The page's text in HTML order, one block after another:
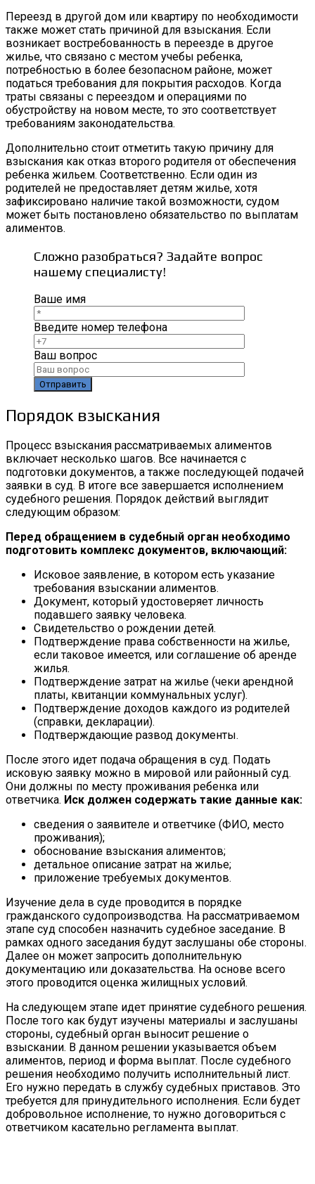
Переезд в другой дом или квартиру по необходимости
также может стать причиной для взыскания. Если
возникает востребованность в переезде в другое
жилье, что связано с местом учебы ребенка,
потребностью в более безопасном районе, может
податься требования для покрытия расходов. Когда
траты связаны с переездом и операциями по
обустройству на новом месте, то это соответствует
требованиям законодательства.
Дополнительно стоит отметить такую причину для
взыскания как отказ второго родителя от обеспечения
ребенка жильем. Соответственно. Если один из
родителей не предоставляет детям жилье, хотя
зафиксировано наличие такой возможности, судом
может быть постановлено обязательство по выплатам
алиментов.
Сложно разобраться? Задайте вопрос
нашему специалисту!
Ваше имя
Введите номер телефона
Ваш вопрос
Порядок взыскания
Процесс взыскания рассматриваемых алиментов
включает несколько шагов. Все начинается с
подготовки документов, а также последующей подачей
заявки в суд. В итоге все завершается исполнением
судебного решения. Порядок действий выглядит
следующим образом:
Перед обращением в судебный орган необходимо
подготовить комплекс документов, включающий:
Исковое заявление, в котором есть указание
требования взыскании алиментов.
Документ, который удостоверяет личность
подавшего заявку человека.
Свидетельство о рождении детей.
Подтверждение права собственности на жилье,
если таковое имеется, или соглашение об аренде
жилья.
Подтверждение затрат на жилье (чеки арендной
платы, квитанции коммунальных услуг).
Подтверждение доходов каждого из родителей
(справки, декларации).
Подтверждающие развод документы.
После этого идет подача обращения в суд. Подать
исковую заявку можно в мировой или районный суд.
Они должны по месту проживания ребенка или
ответчика. Иск должен содержать такие данные как:
сведения о заявителе и ответчике (ФИО, место
проживания);
обоснование взыскания алиментов;
детальное описание затрат на жилье;
приложение требуемых документов.
Изучение дела в суде проводится в порядке
гражданского судопроизводства. На рассматриваемом
этапе суд способен назначить судебное заседание. В
рамках одного заседания будут заслушаны обе стороны.
Далее он может запросить дополнительную
документацию или доказательства. На основе всего
этого проводится оценка жилищных условий.
На следующем этапе идет принятие судебного решения.
После того как будут изучены материалы и заслушаны
стороны, судебный орган выносит решение о
взыскании. В данном решении указывается объем
алиментов, период и форма выплат. После судебного
решения необходимо получить исполнительный лист.
Его нужно передать в службу судебных приставов. Это
требуется для принудительного исполнения. Если будет
добровольное исполнение, то нужно договориться с
ответчиком касательно регламента выплат.